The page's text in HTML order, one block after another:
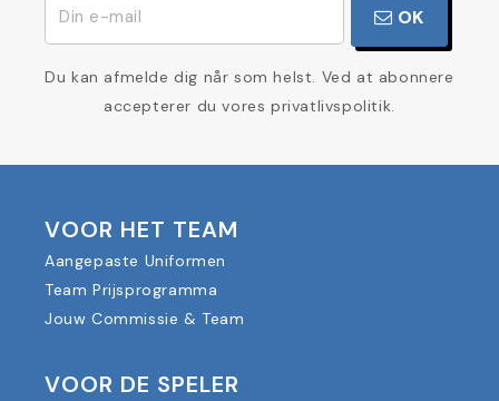
OK
Du kan afmelde dig når som helst. Ved at abonnere
accepterer du vores privatlivspolitik.
VOOR HET TEAM
Aangepaste Uniformen
Team Prijsprogramma
Jouw Commissie & Team
VOOR DE SPELER